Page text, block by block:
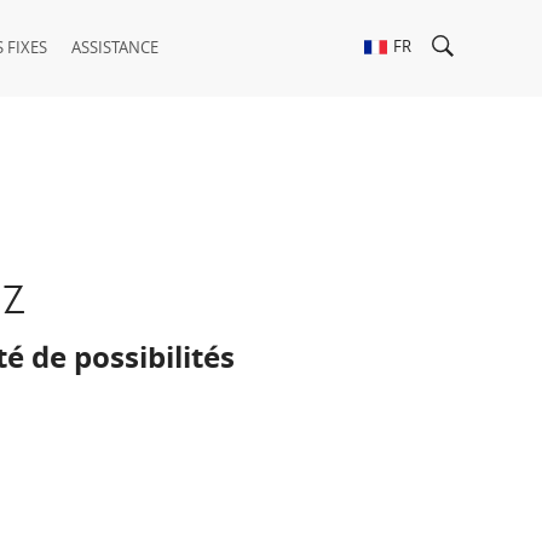
FIXES ASSISTANCE FR
de possibilités